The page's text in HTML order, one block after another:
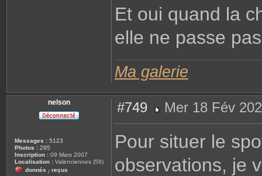
Et oui quand la
elle ne passe
Ma galerie
nelson
Messages : 5123
Photos : 295
Inscription : 09 Mars 2007
Localisation : Valenciennes (59)
donnés / reçus
#749
e
a
Mer 18 Fév
Pour situer le
observations, je